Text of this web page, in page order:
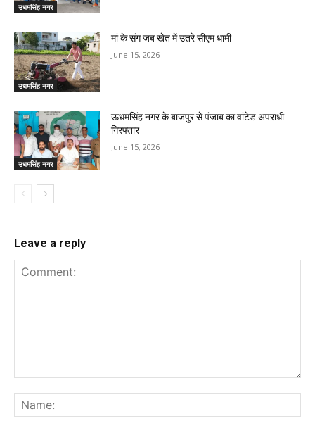
उधमसिंह नगर
उधमसिंह नगर
मां के संग जब खेत में उतरे सीएम धामी
June 15, 2026
उधमसिंह नगर
ऊधमसिंह नगर के बाजपुर से पंजाब का वांटेड अपराधी
गिरफ्तार
June 15, 2026
Leave a reply